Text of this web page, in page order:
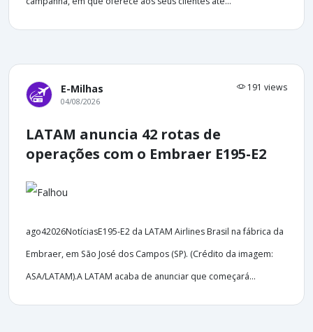
E-Milhas 191 views
04/08/2026
LATAM anuncia 42 rotas de
operações com o Embraer E195-E2
ago42026NotíciasE195-E2 da LATAM Airlines Brasil na fábrica da
Embraer, em São José dos Campos (SP). (Crédito da imagem:
ASA/LATAM).A LATAM acaba de anunciar que começará...